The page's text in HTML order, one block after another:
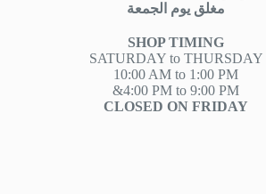
مغلق يوم الجمعة
SHOP TIMING
SATURDAY to THURSDAY
10:00 AM to 1:00 PM
&4:00 PM to 9:00 PM
CLOSED ON FRIDAY